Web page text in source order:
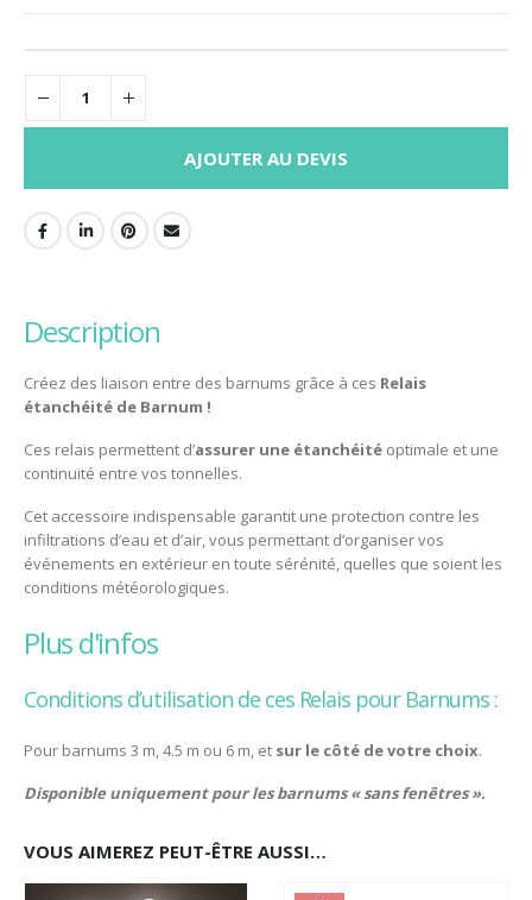
AJOUTER AU DEVIS
description
Créez des liaison entre des barnums grâce à ces Relais
étanchéité de Barnum !
Ces relais permettent d’assurer une étanchéité optimale et une
continuité entre vos tonnelles.
Cet accessoire indispensable garantit une protection contre les
infiltrations d’eau et d’air, vous permettant d’organiser vos
événements en extérieur en toute sérénité, quelles que soient les
conditions météorologiques.
plus d'infos
Conditions d’utilisation de ces Relais pour Barnums :
Pour barnums 3 m, 4.5 m ou 6 m, et sur le côté de votre choix.
Disponible uniquement pour les barnums « sans fenêtres ».
VOUS AIMEREZ PEUT-ÊTRE AUSSI…